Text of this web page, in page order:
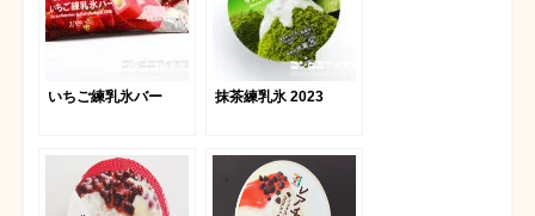
いちご練乳氷バー 抹茶練乳氷 2023